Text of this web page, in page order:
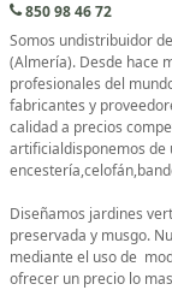
850 98 46 72
Somos undistribuidor
(Almería). Desde hace
profesionales del
fabricantes y
calidad a precios
artificialdisponemos de
Diseñamos jardines
preservada y musgo.
mediante el uso de
ofrecer un precio lo